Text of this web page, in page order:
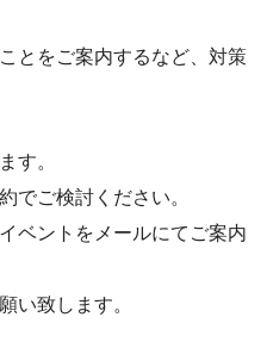
とをご案内するなど、対策
す。
でご検討ください。
ベントをメールにてご案内
い致します。